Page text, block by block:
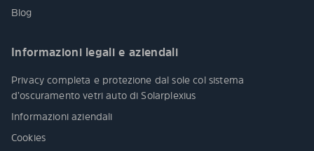
Blog
Informazioni legali e aziendali
Privacy completa e protezione dal sole col sistema
d’oscuramento vetri auto di Solarplexius
Informazioni aziendali
Cookies